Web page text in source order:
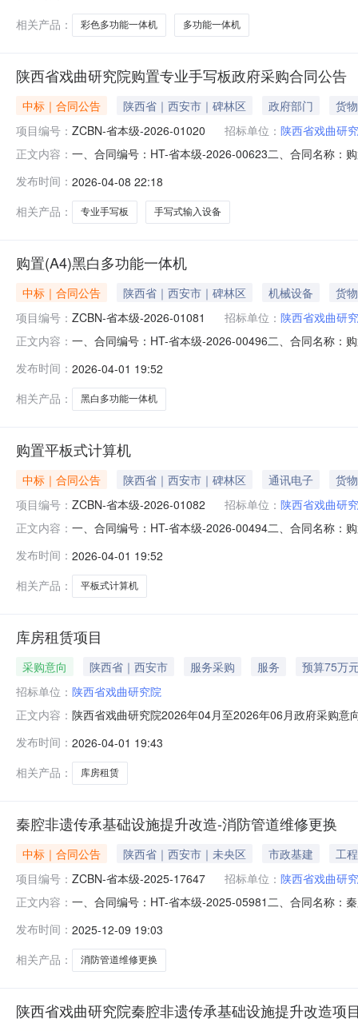
相关产品：
彩色多功能一体机 多功能一体机
陕西省戏曲研究院购置专业手写板政府采购合同公告
中标｜合同公告 陕西省｜西安市｜碑林区 政府部门
货物
项目编号： ZCBN-省本级-2026-01020 招标单位： 陕西省戏曲研
正文内容： 一、合同编号：HT-省本级-2026-00623二、合同名称：
信息主要标的：序号名称数量(单位)单价(元)总价(元)规
发布时间： 2026-04-08 22:18
相关产品：
专业手写板 手写式输入设备
购置(A4)黑白多功能一体机
中标｜合同公告 陕西省｜西安市｜碑林区 机械设备
货物
项目编号： ZCBN-省本级-2026-01081 招标单位： 陕西省戏曲研
正文内容： 一、合同编号：HT-省本级-2026-00496二、合同名称：
联系方式：18991929323六、合同主要信息主要标的名
发布时间： 2026-04-01 19:52
相关产品：
黑白多功能一体机
购置平板式计算机
中标｜合同公告 陕西省｜西安市｜碑林区 通讯电子
货物
项目编号： ZCBN-省本级-2026-01082 招标单位： 陕西省戏曲研
正文内容： 一、合同编号：HT-省本级-2026-00494二、合同名称：
13572278694六、合同主要信息主要标的名称：平板式
发布时间： 2026-04-01 19:52
相关产品：
平板式计算机
库房租赁项目
采购意向 陕西省｜西安市 服务采购 服务
预算75万
招标单位： 陕西省戏曲研究院
正文内容： 陕西省戏曲研究院2026年04月至2026年06月政府采购
建于1938年，下辖四个表演艺术团体及一个演员演奏员
发布时间： 2026-04-01 19:43
相关产品：
库房租赁
秦腔非遗传承基础设施提升改造-消防管道维修更换
中标｜合同公告 陕西省｜西安市｜未央区 市政基建
工程
项目编号： ZCBN-省本级-2025-17647 招标单位： 陕西省戏曲研
正文内容： 一、合同编号：HT-省本级-2025-05981二、合同名称：
司地址：陕西省西安市未央区徐家湾街道联系方式：
发布时间： 2025-12-09 19:03
相关产品：
消防管道维修更换
陕西省戏曲研究院秦腔非遗传承基础设施提升改造项